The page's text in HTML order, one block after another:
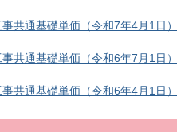
共通基礎単価（令和7年4月1日
共通基礎単価（令和6年7月1日
共通基礎単価（令和6年4月1日